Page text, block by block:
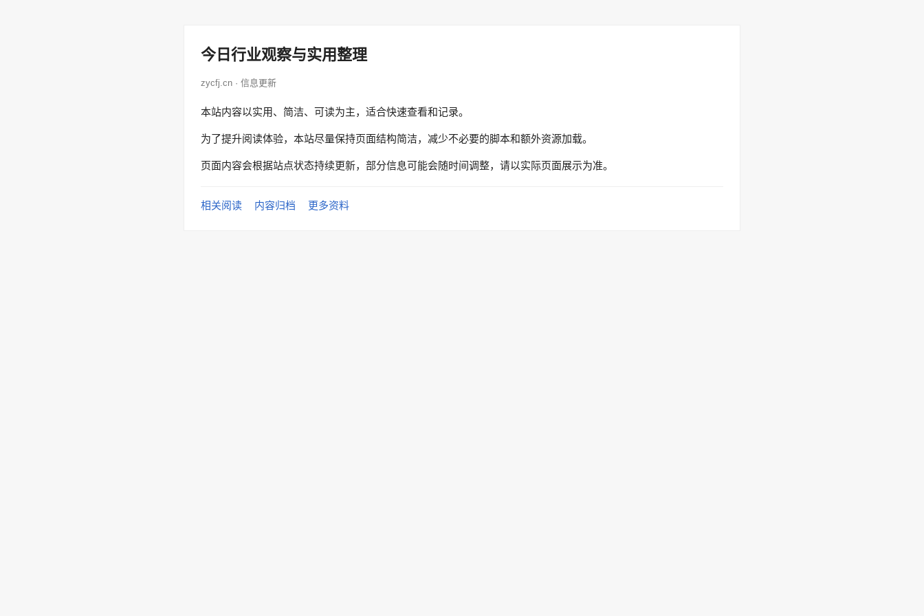
今日行业观察与实用整理
zycfj.cn · 信息更新
本站内容以实用、简洁、可读为主，适合快速查看和记录。
为了提升阅读体验，本站尽量保持页面结构简洁，减少不必要的脚本和额外资源加载。
页面内容会根据站点状态持续更新，部分信息可能会随时间调整，请以实际页面展示为准。
相关阅读 内容归档 更多资料